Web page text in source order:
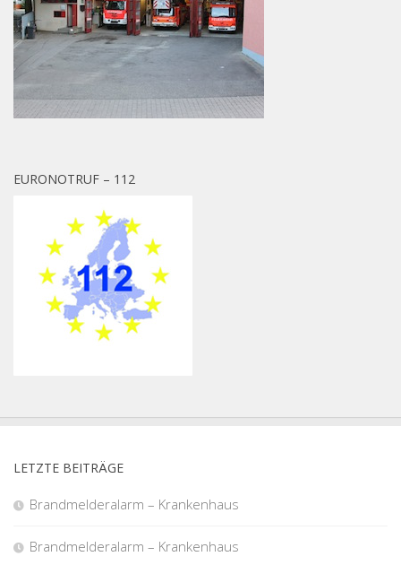
EURONOTRUF – 112
LETZTE BEITRÄGE
Brandmelderalarm – Krankenhaus
Brandmelderalarm – Krankenhaus